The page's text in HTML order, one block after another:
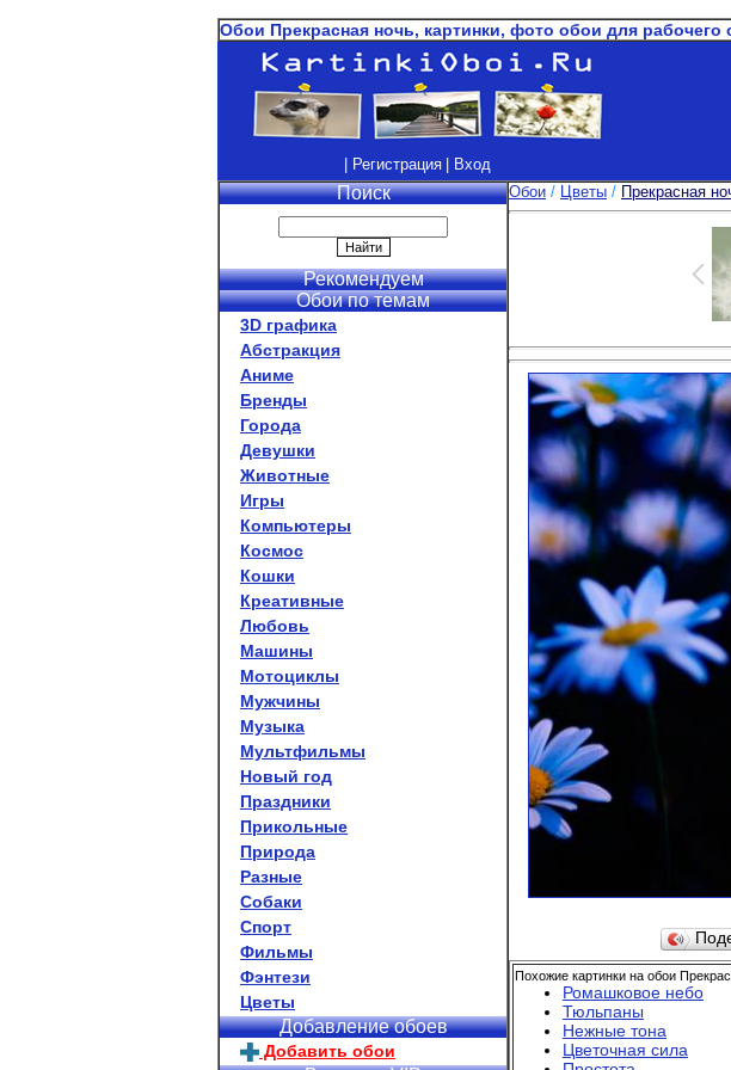
Обои Прекрасная ночь, картинки, фото обои для рабочего
| Регистрация | Вход
Поиск
Рекомендуем
Обои по темам
3D графика
Абстракция
Аниме
Бренды
Города
Девушки
Животные
Игры
Компьютеры
Космос
Кошки
Креативные
Любовь
Машины
Мотоциклы
Мужчины
Музыка
Мультфильмы
Новый год
Праздники
Прикольные
Природа
Разные
Собаки
Спорт
Фильмы
Фэнтези
Цветы
Добавление обоев
Добавить обои
Обои / Цветы / Прекрасная
Похожие картинки на обои
Ромашковое небо
Тюльпаны
Нежные тона
Цветочная сила